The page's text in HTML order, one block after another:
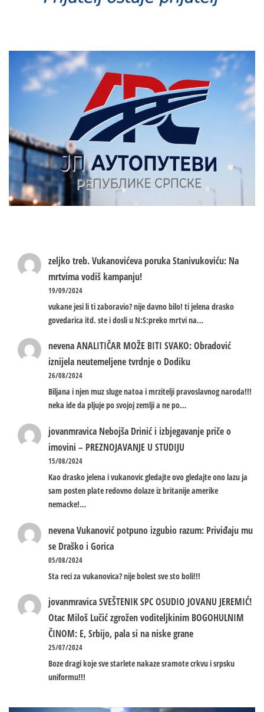
zeljko treb.Vukanovićeva poruka Stanivukoviću: Na
mrtvima vodiš kampanju!
19/09/2024
vukane jesi li ti zaboravio? nije davno bilo! ti jelena drasko
govedarica itd. ste i dosli u N:S:preko mrtvi na…
nevenaANALITIČAR MOŽE BITI SVAKO: Obradović
iznijela neutemeljene tvrdnje o Dodiku
26/08/2024
Biljana i njen muz sluge natoa i mrzitelji pravoslavnog naroda!!!
neka ide da pljuje po svojoj zemlji a ne po…
jovanmravica Nebojša Drinić i izbjegavanje priče o
imovini – PREZNOJAVANJE U STUDIJU
15/08/2024
Kao drasko jelena i vukanovic gledajte ovo gledajte ono lazu ja
sam posten plate redovno dolaze iz britanije amerike
nemacke!…
nevenaVukanović potpuno izgubio razum: Priviđaju mu
se Draško i Gorica
05/08/2024
Sta reci za vukanovica? nije bolest sve sto boli!!!
jovanmravicaSVEŠTENIK SPC OSUDIO JOVANU JEREMIĆ!
Otac Miloš Lučić zgrožen voditeljkinim BOGOHULNIM
ČINOM: E, Srbijo, pala si na niske grane
25/07/2024
Boze dragi koje sve starlete nakaze sramote crkvu i srpsku
uniformu!!!